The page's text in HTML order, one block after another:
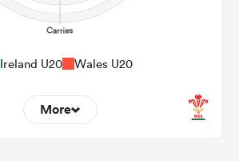
Ireland U20 Wales U20
More